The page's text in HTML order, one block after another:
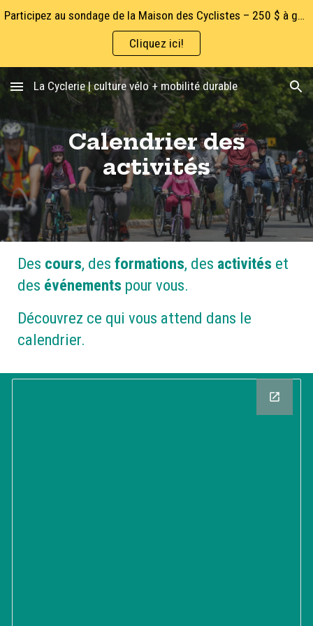
Skip to main content Skip to navigation
Participez au sondage de la Maison des Cyclistes – 250 $ à gagner!
Cliquez ici!
La Cyclerie | culture vélo + mobilité durable
Calendrier des
activités
Des cours, desformations, des activités et
des événements pour vous.
Découvrez ce qui vous attend dans le
calendrier.